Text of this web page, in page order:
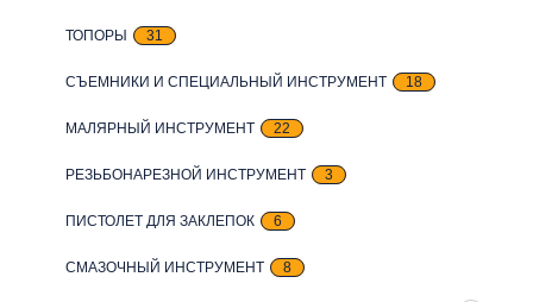
ТОПОРЫ 31
СЪЕМНИКИ И СПЕЦИАЛЬНЫЙ ИНСТРУМЕНТ 18
МАЛЯРНЫЙ ИНСТРУМЕНТ 22
РЕЗЬБОНАРЕЗНОЙ ИНСТРУМЕНТ 3
ПИСТОЛЕТ ДЛЯ ЗАКЛЕПОК 6
СМАЗОЧНЫЙ ИНСТРУМЕНТ 8